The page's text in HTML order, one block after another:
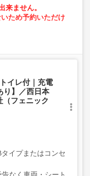
来ません。
ため予約いただけ
います。これに伴
イレ付｜充電
り】／西日本
（フェニック
イプまたはコンセ